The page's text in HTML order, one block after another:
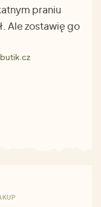
praniu
Ale zostawię go